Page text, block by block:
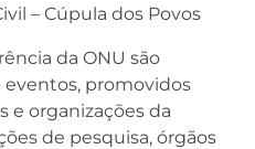
– Cúpula dos Povos
da ONU são
eventos, promovidos
e organizações da
de pesquisa, órgãos